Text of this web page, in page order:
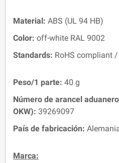
Material: ABS (UL 94 HB)
Color: off-white RAL 9002
Standards: RoHS compliant
Peso/1 parte: 40 g
Número de arancel
OKW): 39269097
País de fabricación:
Marca: